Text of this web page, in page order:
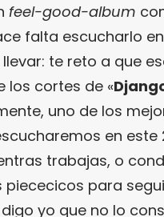
feel-good-album
falta escucharlo
te reto a que
los cortes de «
uno de los
en este
trabajas, o
piececicos para
yo que no lo